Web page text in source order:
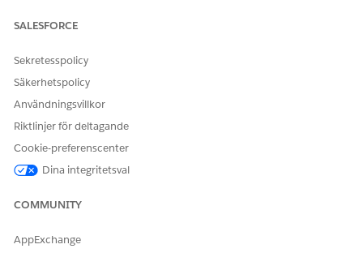
SALESFORCE
Sekretesspolicy
Säkerhetspolicy
Användningsvillkor
Riktlinjer för deltagande
Cookie-preferenscenter
Dina integritetsval
COMMUNITY
AppExchange